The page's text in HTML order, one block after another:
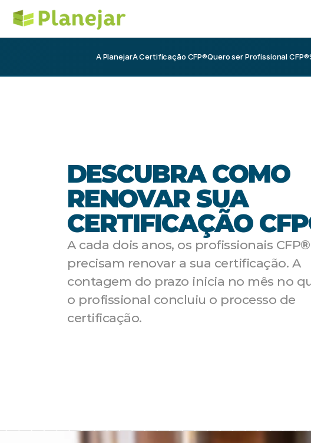
A PlanejarA Certificação CFP®Quero ser Profissional CFP®
DESCUBRA COMO
RENOVAR SUA
CERTIFICAÇÃO
A cada dois anos, os profissionais CFP
precisam renovar a sua certificação. A
contagem do prazo inicia no mês no
o profissional concluiu o processo de
certificação.